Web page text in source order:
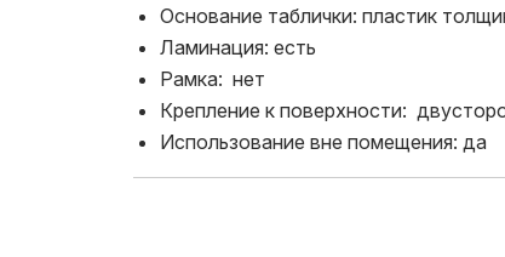
Основание таблички: пластик
Ламинация: есть
Рамка: нет
Крепление к поверхности:
Использование вне помещения: да